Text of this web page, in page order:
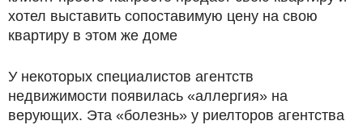
хотел выставить сопоставимую цену на свою
квартиру в этом же доме
У некоторых специалистов агентств
недвижимости появилась «аллергия» на
верующих. Эта «болезнь» у риелторов агентства